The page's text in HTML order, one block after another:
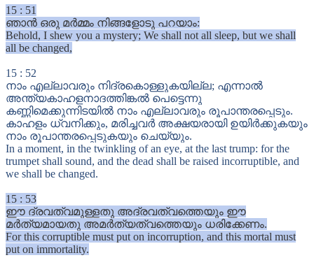
15 : 51
ഞാൻ ഒരു മർമ്മം നിങ്ങളോടു പറയാം:
Behold, I shew you a mystery; We shall not all sleep, but we shall
all be changed,
15 : 52
നാം എല്ലാവരും നിദ്രകൊള്ളുകയില്ല; എന്നാൽ
അന്ത്യകാഹളനാദത്തിങ്കൽ പെട്ടെന്നു
കണ്ണിമെക്കുന്നിടയിൽ നാം എല്ലാവരും രൂപാന്തരപ്പെടും.
കാഹളം ധ്വനിക്കും, മരിച്ചവർ അക്ഷയരായി ഉയിർക്കുകയും
നാം രൂപാന്തരപ്പെടുകയും ചെയ്യും.
In a moment, in the twinkling of an eye, at the last trump: for the
trumpet shall sound, and the dead shall be raised incorruptible, and
we shall be changed.
15 : 53
ഈ ദ്രവത്വമുള്ളതു അദ്രവത്വത്തെയും ഈ
മർത്യമായതു അമർത്യത്വത്തെയും ധരിക്കേണം.
For this corruptible must put on incorruption, and this mortal must
put on immortality.